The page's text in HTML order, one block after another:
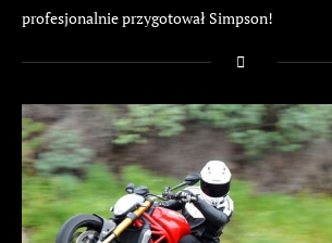
profesjonalnie przygotował Simpson!